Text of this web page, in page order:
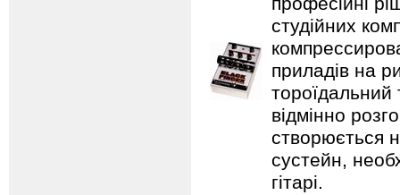
студійних
приладів на
відмінно
створюється
сустейн,
гітарі.